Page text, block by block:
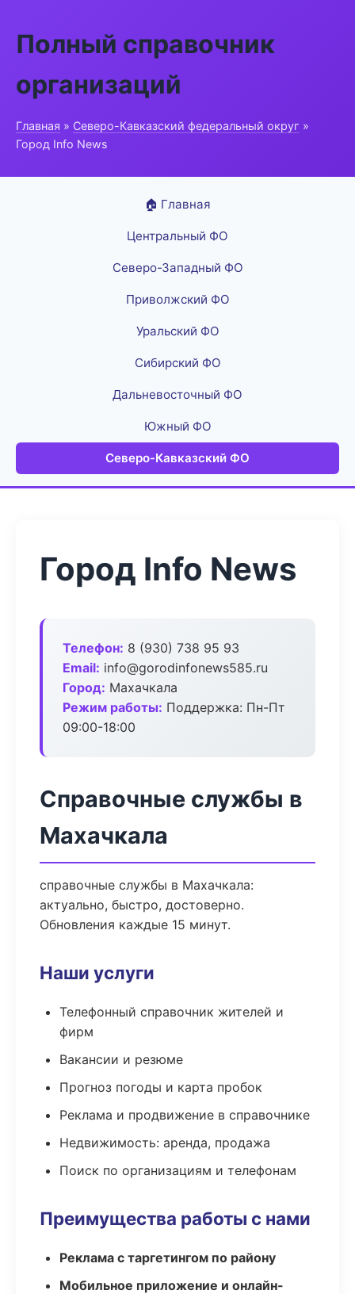
Полный справочник
организаций
Главная » Северо-Кавказский федеральный округ »
Город Info News
🏠 Главная
Центральный ФО
Северо-Западный ФО
Приволжский ФО
Уральский ФО
Сибирский ФО
Дальневосточный ФО
Южный ФО
Северо-Кавказский ФО
Город Info News
Телефон: 8 (930) 738 95 93
Email: info@gorodinfonews585.ru
Город: Махачкала
Режим работы: Поддержка: Пн-Пт
09:00-18:00
Справочные службы в
Махачкала
справочные службы в Махачкала:
актуально, быстро, достоверно.
Обновления каждые 15 минут.
Наши услуги
Телефонный справочник жителей и
фирм
Вакансии и резюме
Прогноз погоды и карта пробок
Реклама и продвижение в справочнике
Недвижимость: аренда, продажа
Поиск по организациям и телефонам
Преимущества работы с нами
Реклама с таргетингом по району
Мобильное приложение и онлайн-